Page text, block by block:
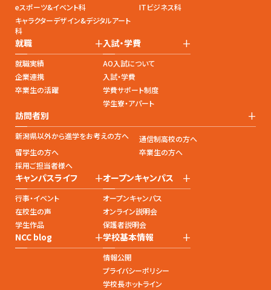
eスポーツ&イベント科
ITビジネス科
キャラクターデザイン&デジタルアート
科
就職 +
就職実績
企業連携
卒業生の活躍
入試・学費 +
AO入試について
入試・学費
学費サポート制度
学生寮・アパート
訪問者別 +
新潟県以外から進学をお考えの方へ
通信制高校の方へ
留学生の方へ
卒業生の方へ
採用ご担当者様へ
キャンパスライフ +
行事・イベント
在校生の声
学生作品
オープンキャンパス +
オープンキャンパス
オンライン説明会
保護者説明会
NCC blog +学校基本情報 +
情報公開
プライバシーポリシー
学校長ホットライン